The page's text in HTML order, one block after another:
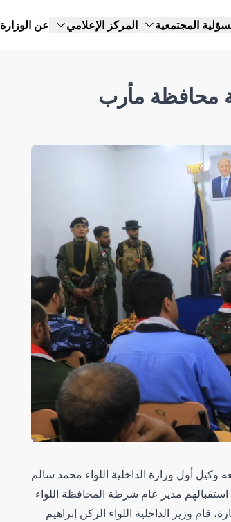
المجتمعية المركز الإعلامي عن الوزارة
محافظة مأرب
وكيل أول وزارة الداخلية اللواء محمد سالم
مدير عام شرطة المحافظة اللواء
وزير الداخلية اللواء الركن إبراهيم